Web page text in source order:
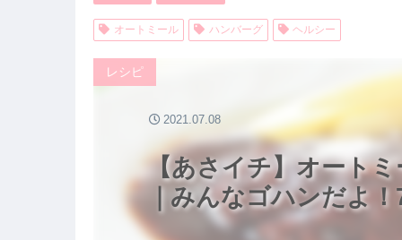
オートミール ハンバーグ ヘルシー
【あさイチ】オート
｜みんなゴハンだよ
レシピ
2021.07.08